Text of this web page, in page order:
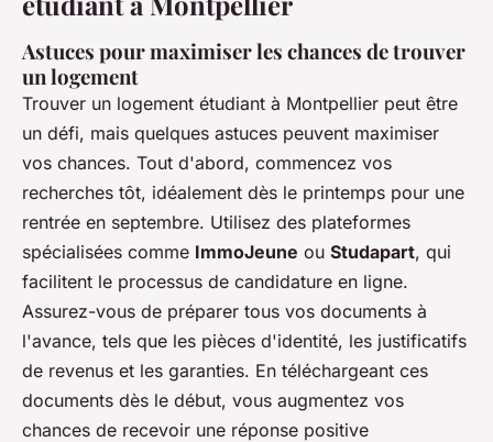
Astuces pour maximiser les chances de trouver
un logement
Trouver un logement étudiant à Montpellier peut être
un défi, mais quelques astuces peuvent maximiser
vos chances. Tout d'abord, commencez vos
recherches tôt, idéalement dès le printemps pour une
rentrée en septembre. Utilisez des plateformes
spécialisées comme ImmoJeune ou Studapart, qui
facilitent le processus de candidature en ligne.
Assurez-vous de préparer tous vos documents à
l'avance, tels que les pièces d'identité, les justificatifs
de revenus et les garanties. En téléchargeant ces
documents dès le début, vous augmentez vos
chances de recevoir une réponse positive